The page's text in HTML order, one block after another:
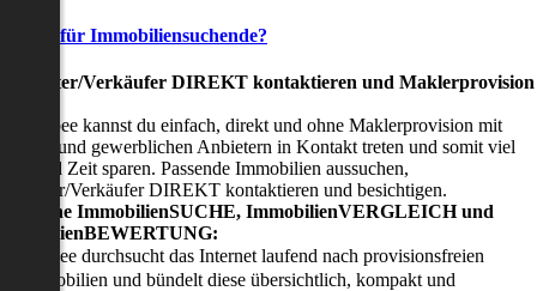
für Immobiliensuchende?
Verkäufer DIREKT kontaktieren und Maklerprovision
Flatbee kannst du einfach, direkt und ohne Maklerprovision mit
und gewerblichen Anbietern in Kontakt treten und somit viel
und Zeit sparen. Passende Immobilien aussuchen,
Verkäufer DIREKT kontaktieren und besichtigen.
in-one ImmobilienSUCHE, ImmobilienVERGLEICH und
Flatbee durchsucht das Internet laufend nach provisionsfreien
Immobilien und bündelt diese übersichtlich, kompakt und